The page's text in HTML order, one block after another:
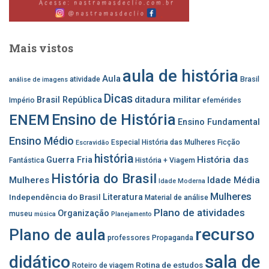
Mais vistos
análise de imagens atividade Aula aula de história Brasil
Império Brasil República Dicas ditadura militar efemérides
ENEM Ensino de História Ensino Fundamental
Ensino Médio Escravidão Especial História das Mulheres Ficção
Fantástica Guerra Fria história História + Viagem História das
Mulheres História do Brasil Idade Moderna Idade Média
Independência do Brasil Literatura Material de análise Mulheres
museu música Organização Planejamento Plano de atividades
Plano de aula professores Propaganda recurso
didático Roteiro de viagem Rotina de estudos sala de